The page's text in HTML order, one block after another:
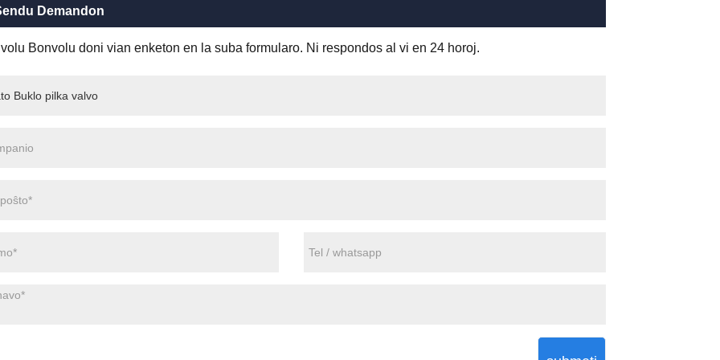
Demandon
Bonvolu doni vian enketon en la suba formularo. Ni respondos al vi en 24 horoj.